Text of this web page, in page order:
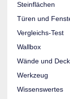
Steinflächen
Türen und
Vergleichs-Test
Wallbox
Wände und
Werkzeug
Wissenswertes